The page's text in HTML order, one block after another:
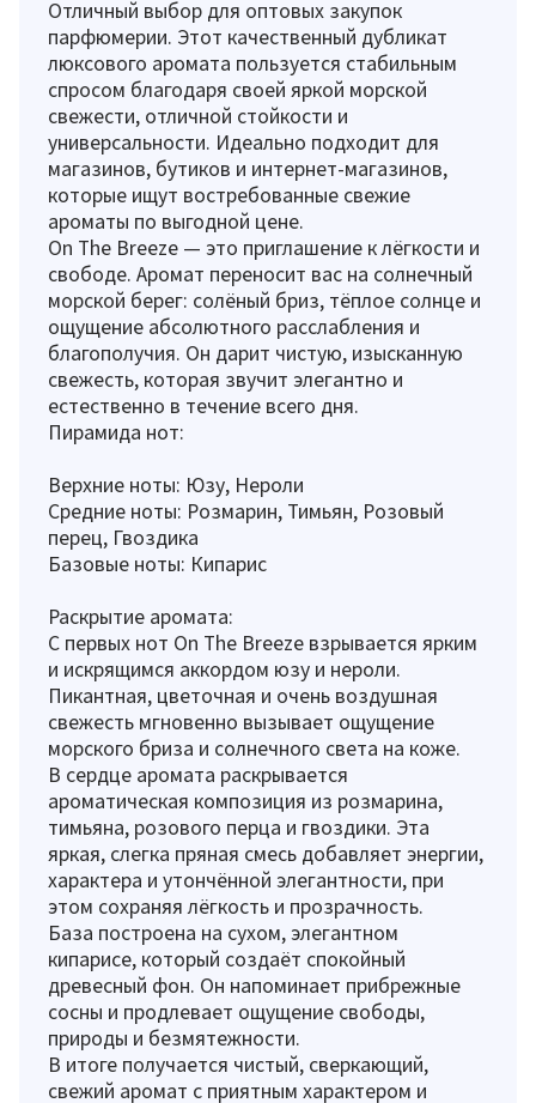
Отличный выбор для оптовых закупок
парфюмерии. Этот качественный дубликат
люксового аромата пользуется стабильным
спросом благодаря своей яркой морской
свежести, отличной стойкости и
универсальности. Идеально подходит для
магазинов, бутиков и интернет-магазинов,
которые ищут востребованные свежие
ароматы по выгодной цене.
On The Breeze — это приглашение к лёгкости и
свободе. Аромат переносит вас на солнечный
морской берег: солёный бриз, тёплое солнце и
ощущение абсолютного расслабления и
благополучия. Он дарит чистую, изысканную
свежесть, которая звучит элегантно и
естественно в течение всего дня.
Пирамида нот:
Верхние ноты: Юзу, Нероли
Средние ноты: Розмарин, Тимьян, Розовый
перец, Гвоздика
Базовые ноты: Кипарис
Раскрытие аромата:
С первых нот On The Breeze взрывается ярким
и искрящимся аккордом юзу и нероли.
Пикантная, цветочная и очень воздушная
свежесть мгновенно вызывает ощущение
морского бриза и солнечного света на коже.
В сердце аромата раскрывается
ароматическая композиция из розмарина,
тимьяна, розового перца и гвоздики. Эта
яркая, слегка пряная смесь добавляет энергии,
характера и утончённой элегантности, при
этом сохраняя лёгкость и прозрачность.
База построена на сухом, элегантном
кипарисе, который создаёт спокойный
древесный фон. Он напоминает прибрежные
сосны и продлевает ощущение свободы,
природы и безмятежности.
В итоге получается чистый, сверкающий,
свежий аромат с приятным характером и